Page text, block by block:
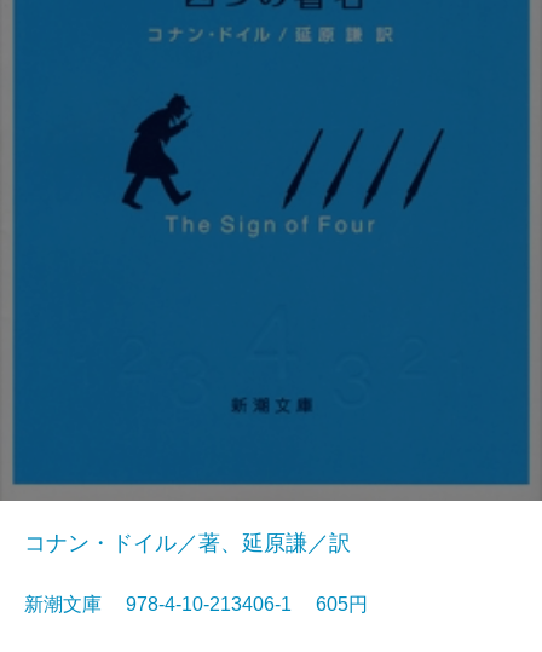
コナン・ドイル／著、延原謙／訳
新潮文庫 978-4-10-213406-1 605円